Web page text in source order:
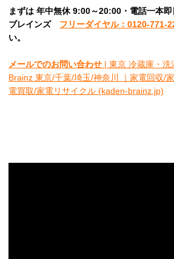
まずは 年中無休 9:00～20:00・電話一本
ブレインズ フリーダイヤル：0120-771-
い。
メールでのお問い合わせ | 東京 冷蔵庫・洗
Brainz 東京/千葉/埼玉/神奈川 ｜家電回収/
電買取/家電リサイクル (kaden-brainz.jp)